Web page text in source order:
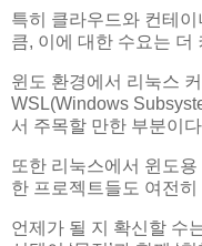
특히 클라우드와 컨테
큼, 이에 대한 수요는 더
윈도 환경에서 리눅스
WSL(Windows
서 주목할 만한 부분이
또한 리눅스에서 윈도
한 프로젝트들도 여전
언제가 될 지 확신할 수